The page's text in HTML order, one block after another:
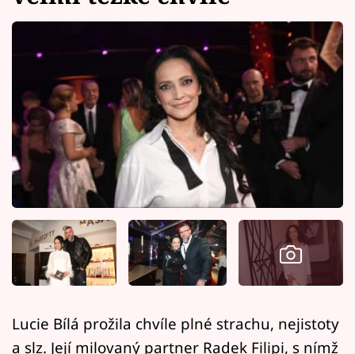
Vztahy
Seriály
Horoskopy
Sledujte prima+
Filmový festival Karlovy Vary
Pořady
Mámy sobě
Lucie Bílá prožila chvíle plné strachu, nejistoty
a slz. Její milovaný partner Radek Filipi, s nímž